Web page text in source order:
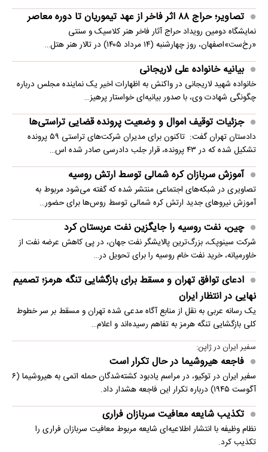
تصاویر؛ حراج ۸۸ اثر فاخر از عهد تیموریان تا دوره معاصر
نمایشگاه دومین رویداد حراج آثار فاخر هنر کلاسیک و سنتی
«رخ‌ست»اصفهان، روز چهارشنبه (۱۴ مرداد ۱۴۰۵) در تالار هنر هتل…
بیانیه خانواده علی لاریجانی
خانواده شهید لاریجانی در واکنش به اظهارات اخیر یک نماینده مجلس درباره
چگونگی شهادت وی، با صدور بیانیه‌ای خواستار پرهیز…
جزئیات توقیف اموال و وضعیت پرونده قضایی تراستی‌ها
دادستان تهران گفت: تاکنون برای مدیران شرکت‌های تراستی ۵۹ پرونده
تشکیل شده که در ۴۳ پرونده، قرار جلب دادرسی صادر شده اس…
آموزش سربازان کره شمالی توسط ارتش روسیه
تصاویری در شبکه‌های اجتماعی منتشر شده که گفته می‌شود مربوط به
آموزش نیروهای جدید ارتش کره شمالی توسط روس‌ها برای حضور…
چین، نفت روسیه را جایگزین نفت عربستان کرد
شرکت سینوپک، بزرگ‌ترین پالایشگر نفت جهان، در پی کاهش عرضه نفت از
خاورمیانه، خرید نفت خام روسیه را برای تحویل در…
ادعای توافق تهران و مسقط برای بازگشایی تنگه هرمز؛ تصمیم
نهایی در انتظار ایران
یک رسانه عربی به نقل از منابع آگاه مدعی شده تهران و مسقط بر سر خطوط
کلی بازگشایی تنگه هرمز به تفاهم رسیده‌اند و اعلام…
سفیر ایران در ژاپن:
فاجعه هیروشیما در حال تکرار است
سفیر ایران در توکیو، در مراسم یادبود کشته‌شدگان حمله اتمی به هیروشیما (۶
آگوست ۱۹۴۵) درباره تکرار این فاجعه هشدار داد.
تکذیب شایعه معافیت سربازان فراری
نظام وظیفه با انتشار اطلاعیه‌ای شایعه مربوط معافیت سربازان فراری را
تکذیب کرد.